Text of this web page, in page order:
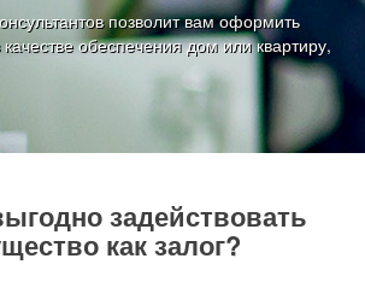
позволит вам оформить
обеспечения дом или квартиру,
задействовать
как залог?